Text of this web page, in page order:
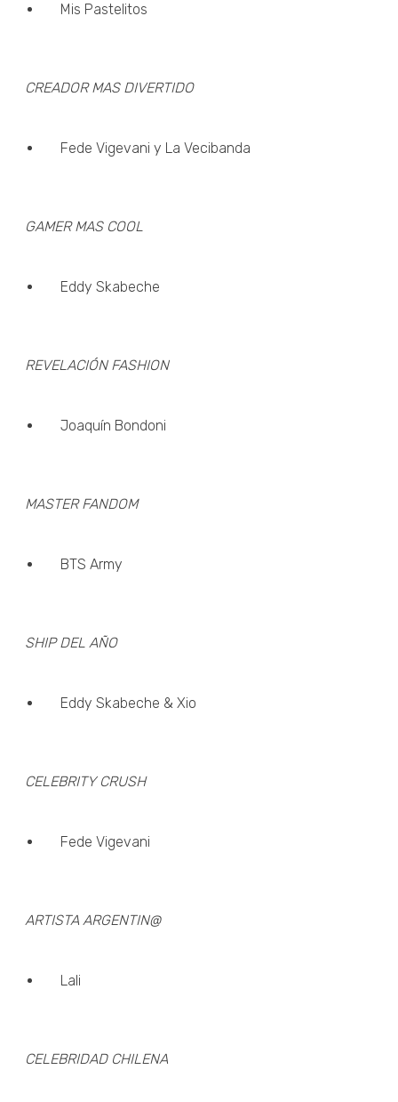
Mis Pastelitos
CREADOR MAS DIVERTIDO
Fede Vigevani y La Vecibanda
GAMER MAS COOL
Eddy Skabeche
REVELACIÓN FASHION
Joaquín Bondoni
MASTER FANDOM
BTS Army
SHIP DEL AÑO
Eddy Skabeche & Xio
CELEBRITY CRUSH
Fede Vigevani
ARTISTA ARGENTIN@
Lali
CELEBRIDAD CHILENA